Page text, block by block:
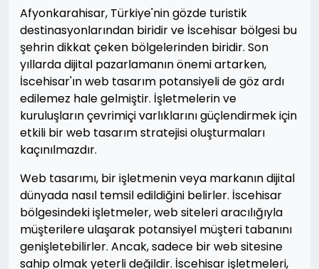
Afyonkarahisar, Türkiye'nin gözde turistik
destinasyonlarından biridir ve İscehisar bölgesi bu
şehrin dikkat çeken bölgelerinden biridir. Son
yıllarda dijital pazarlamanın önemi artarken,
İscehisar'ın web tasarım potansiyeli de göz ardı
edilemez hale gelmiştir. İşletmelerin ve
kuruluşların çevrimiçi varlıklarını güçlendirmek için
etkili bir web tasarım stratejisi oluşturmaları
kaçınılmazdır.
Web tasarımı, bir işletmenin veya markanın dijital
dünyada nasıl temsil edildiğini belirler. İscehisar
bölgesindeki işletmeler, web siteleri aracılığıyla
müşterilere ulaşarak potansiyel müşteri tabanını
genişletebilirler. Ancak, sadece bir web sitesine
sahip olmak yeterli değildir. İscehisar işletmeleri,